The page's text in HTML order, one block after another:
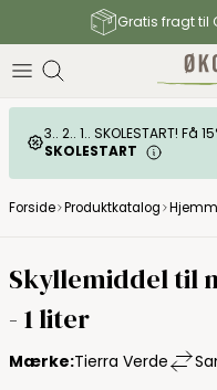
Gratis fragt til
3.. 2.. 1.. SKOLESTART!
SKOLESTART
Forside Produktkatalog
Tierra Verde
Skyllemiddel til
- 1 liter
Mærke:Tierra Verde